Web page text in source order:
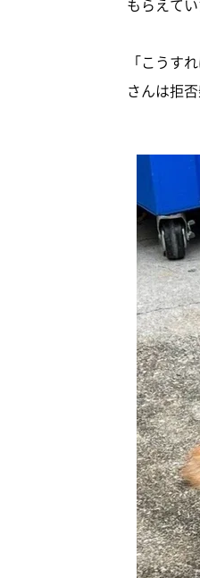
「こうす
さんは拒